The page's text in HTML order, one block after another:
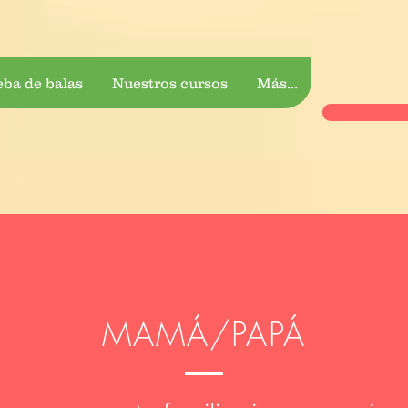
de balas Nuestros cursos Más...
MAMÁ/PAPÁ